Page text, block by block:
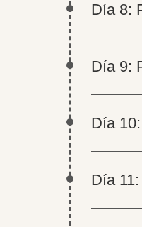
Día 8:
Día 9:
Día
Día